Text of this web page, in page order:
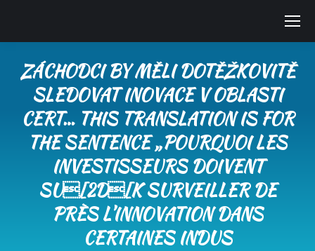
ZÁCHODCI BY MĚLI DOTĚŽKOVITĚ
SLEDOVAT INOVACE V OBLASTI
CERT… THIS TRANSLATION IS FOR
THE SENTENCE „POURQUOI LES
INVESTISSEURS DOIVENT
SU[2D[K SURVEILLER DE
PRÈS L’INNOVATION DANS
CERTAINES INDUS